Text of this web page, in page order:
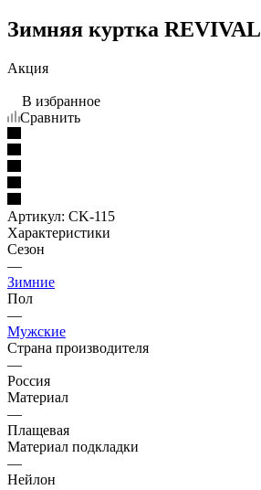
Зимняя куртка REVIVAL
Акция
В избранное
Сравнить
Артикул: CK-115
Характеристики
Сезон
—
Зимние
Пол
—
Мужские
Страна производителя
—
Россия
Материал
—
Плащевая
Материал подкладки
—
Нейлон